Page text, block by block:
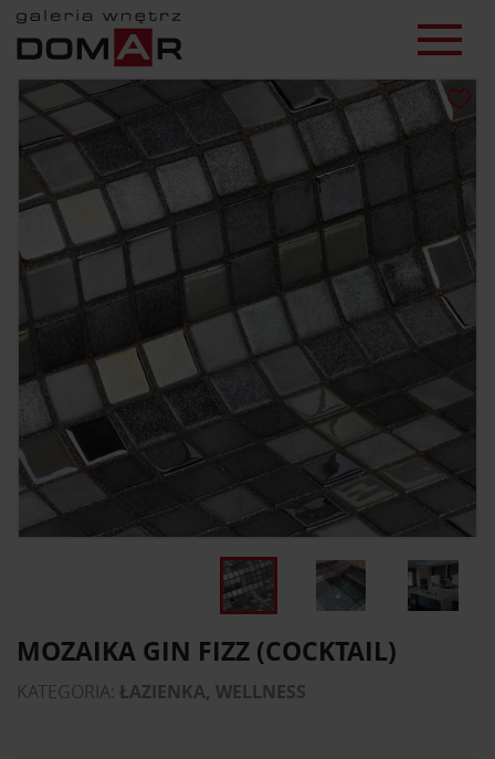
MOZAIKA GIN FIZZ (COCKTAIL)
KATEGORIA: ŁAZIENKA, WELLNESS